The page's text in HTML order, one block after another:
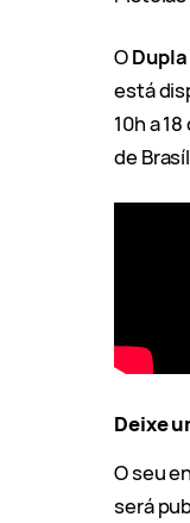
O
está
10h a
de
Deixe
O seu
será